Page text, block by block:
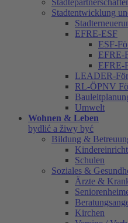
Stadtentwicklung
EFRE-ESF
ESF-
EFRE-
EFRE-
LEADER-
RL-ÖPNV
Umwelt
Wohnen & Leben
bydlić a žiwy być
Bildung &
Schulen
Soziales &
Ärzte &
Kirchen